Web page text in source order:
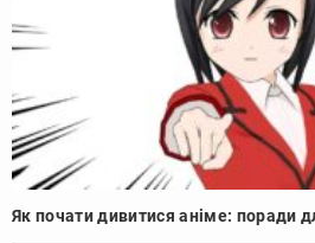
Як почати дивитися аніме: поради